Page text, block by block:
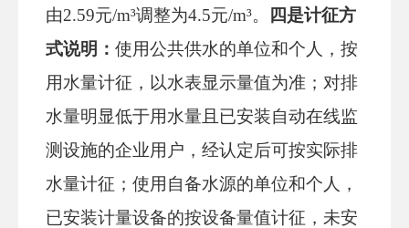
由2.59元/m³调整为4.5元/m³。 四是计征方
式说明： 使用公共供水的单位和个人，按
用水量计征，以水表显示量值为准；对排
水量明显低于用水量且已安装自动在线监
测设施的企业用户，经认定后可按实际排
水量计征；使用自备水源的单位和个人，
已安装计量设备的按设备量值计征，未安